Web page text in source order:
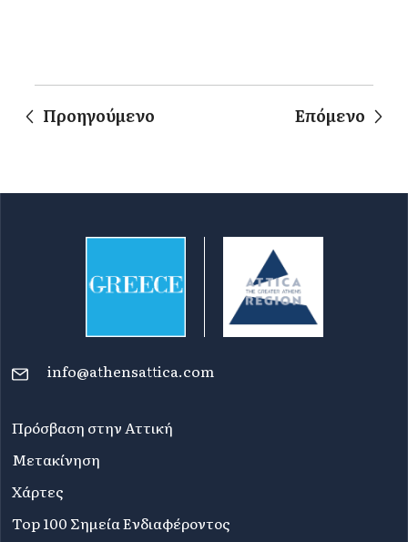
Προηγούμενο Επόμενο
info@athensattica.com
Πρόσβαση στην Αττική
Μετακίνηση
Χάρτες
Top 100 Σημεία Ενδιαφέροντος